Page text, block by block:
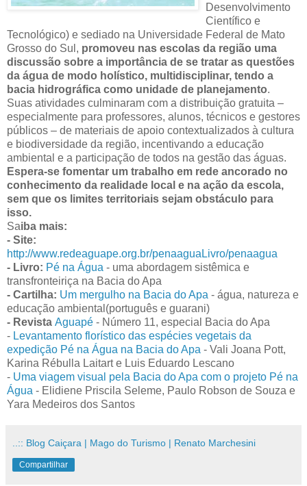
Desenvolvimento
Científico e
Tecnológico) e sediado na Universidade Federal de Mato
Grosso do Sul, promoveu nas escolas da região uma
discussão sobre a importância de se tratar as questões
da água de modo holístico, multidisciplinar, tendo a
bacia hidrográfica como unidade de planejamento.
Suas atividades culminaram com a distribuição gratuita –
especialmente para professores, alunos, técnicos e gestores
públicos – de materiais de apoio contextualizados à cultura
e biodiversidade da região, incentivando a educação
ambiental e a participação de todos na gestão das águas.
Espera-se fomentar um trabalho em rede ancorado no
conhecimento da realidade local e na ação da escola,
sem que os limites territoriais sejam obstáculo para
isso.
Saiba mais:
- Site:
http://www.redeaguape.org.br/penaaguaLivro/penaagua
- Livro: Pé na Água - uma abordagem sistêmica e
transfronteiriça na Bacia do Apa
- Cartilha: Um mergulho na Bacia do Apa - água, natureza e
educação ambiental(português e guarani)
- Revista Aguapé - Número 11, especial Bacia do Apa
- Levantamento florístico das espécies vegetais da
expedição Pé na Água na Bacia do Apa - Vali Joana Pott,
Karina Rébulla Laitart e Luis Eduardo Lescano
- Uma viagem visual pela Bacia do Apa com o projeto Pé na
Água - Elidiene Priscila Seleme, Paulo Robson de Souza e
Yara Medeiros dos Santos
..:: Blog Caiçara | Mago do Turismo | Renato Marchesini
Compartilhar